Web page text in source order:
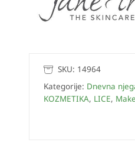
SKU: 14964
Kategorije: Dnevna
KOZMETIKA, LICE,